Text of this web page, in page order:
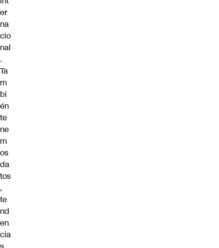
er
na
cio
nal
.
Ta
m
bi
én
te
ne
m
os
da
tos
,
te
nd
en
cia